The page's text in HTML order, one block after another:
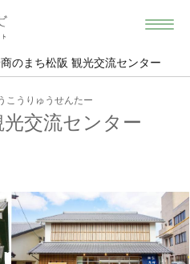
のまち松阪 観光交流センター
こうりゅうせんたー
交流センター